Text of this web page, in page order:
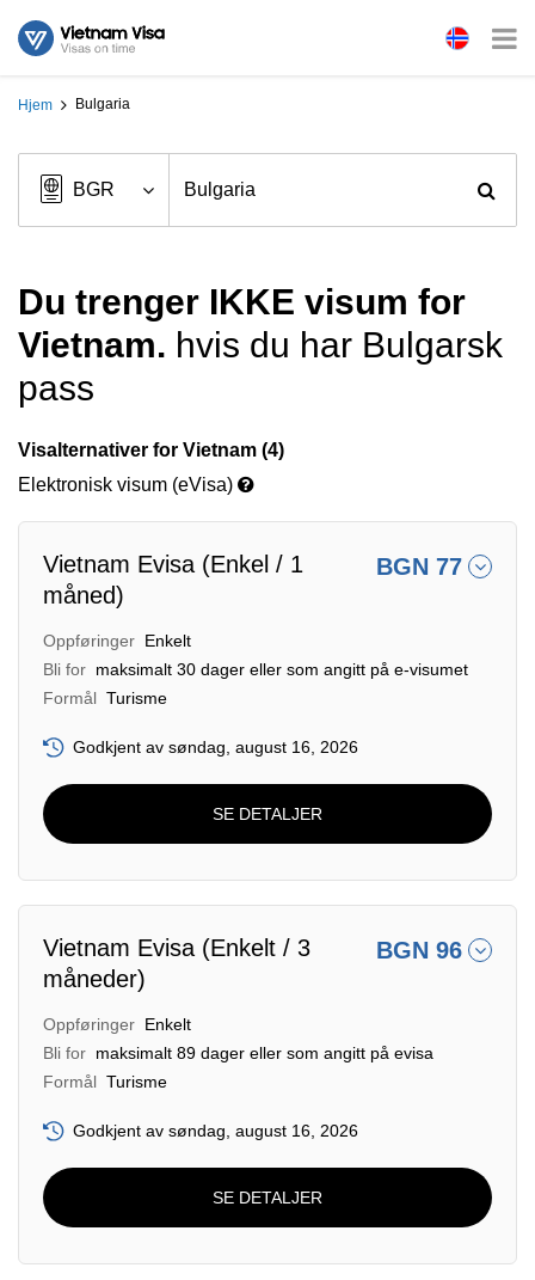
Hjem Bulgaria
Du trenger IKKE visum for
Vietnam. hvis du har Bulgarsk
pass
Visalternativer for Vietnam (4)
Elektronisk visum (eVisa)
Vietnam Evisa (Enkel / 1
måned)
BGN 77
Oppføringer Enkelt
Bli for maksimalt 30 dager eller som angitt på e-visumet
Formål Turisme
Godkjent av søndag, august 16, 2026
SE DETALJER
Vietnam Evisa (Enkelt / 3
måneder)
BGN 96
Oppføringer Enkelt
Bli for maksimalt 89 dager eller som angitt på evisa
Formål Turisme
Godkjent av søndag, august 16, 2026
SE DETALJER